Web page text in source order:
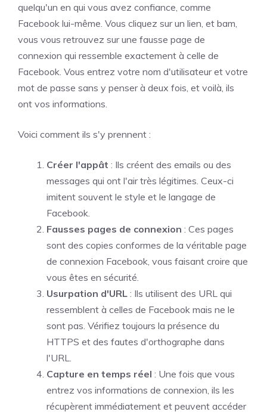
quelqu'un en qui vous avez confiance, comme
Facebook lui-même. Vous cliquez sur un lien, et bam,
vous vous retrouvez sur une fausse page de
connexion qui ressemble exactement à celle de
Facebook. Vous entrez votre nom d'utilisateur et votre
mot de passe sans y penser à deux fois, et voilà, ils
ont vos informations.
Voici comment ils s'y prennent :
Créer l'appât : Ils créent des emails ou des
messages qui ont l'air très légitimes. Ceux-ci
imitent souvent le style et le langage de
Facebook.
Fausses pages de connexion : Ces pages
sont des copies conformes de la véritable page
de connexion Facebook, vous faisant croire que
vous êtes en sécurité.
Usurpation d'URL : Ils utilisent des URL qui
ressemblent à celles de Facebook mais ne le
sont pas. Vérifiez toujours la présence du
HTTPS et des fautes d'orthographe dans
l'URL.
Capture en temps réel : Une fois que vous
entrez vos informations de connexion, ils les
récupèrent immédiatement et peuvent accéder